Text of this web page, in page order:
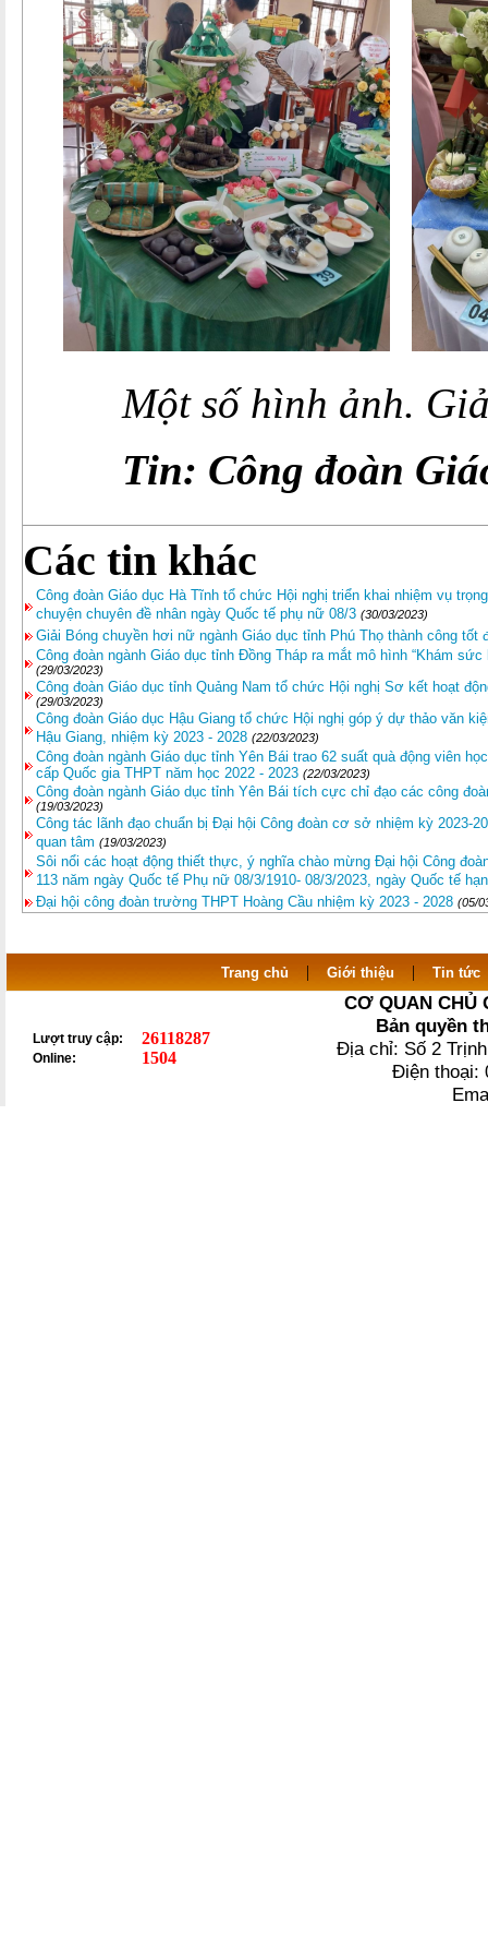
Một số hình ảnh.
Tin: Công đoàn
Các tin khác
Công đoàn Giáo dục Hà Tĩnh tổ chức Hội nghị triển khai nhiệm vụ
chuyện chuyên đề nhân ngày Quốc tế phụ nữ 08/3 (30/03/2023)
Giải Bóng chuyền hơi nữ ngành Giáo dục tỉnh Phú Thọ thành công tốt
Công đoàn ngành Giáo dục tỉnh Đồng Tháp ra mắt mô hình “Khám
(29/03/2023)
Công đoàn Giáo dục tỉnh Quảng Nam tổ chức Hội nghị Sơ kết hoạt
(29/03/2023)
Công đoàn Giáo dục Hậu Giang tổ chức Hội nghị góp ý dự thảo văn
Hậu Giang, nhiệm kỳ 2023 - 2028 (22/03/2023)
Công đoàn ngành Giáo dục tỉnh Yên Bái trao 62 suất quà động viên
cấp Quốc gia THPT năm học 2022 - 2023 (22/03/2023)
Công đoàn ngành Giáo dục tỉnh Yên Bái tích cực chỉ đạo các công
(19/03/2023)
Công tác lãnh đạo chuẩn bị Đại hội Công đoàn cơ sở nhiệm kỳ 2023-
quan tâm (19/03/2023)
Sôi nổi các hoạt động thiết thực, ý nghĩa chào mừng Đại hội Công
113 năm ngày Quốc tế Phụ nữ 08/3/1910- 08/3/2023, ngày Quốc tế
Đại hội công đoàn trường THPT Hoàng Cầu nhiệm kỳ 2023 - 2028 (05/
Trang chủ | Giới thiệu | Tin tức
Lượt truy cập: 26118287
Online: 1504
CƠ QUAN CHỦ
Bản quyền
Địa chỉ: Số 2
Điện